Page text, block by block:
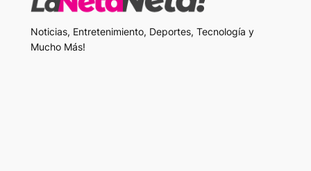
Noticias, Entretenimiento, Deportes, Tecnología y
Mucho Más!